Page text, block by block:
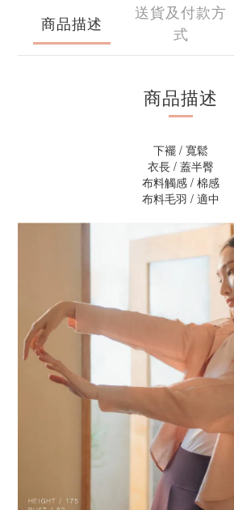
商品描述
送貨及付款方
式
商品描述
下襬 / 寬鬆
衣長 / 蓋半臀
布料觸感 / 棉感
布料毛羽 / 適中